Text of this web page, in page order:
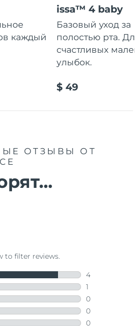
каждый
issa™ 4 baby
Базовый уход за
полостью рта.
счастливых
улыбок.
$ 49
ОТЗЫВЫ
ОТ